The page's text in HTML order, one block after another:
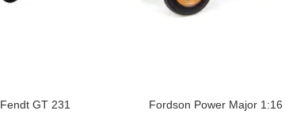
Fendt GT 231 Fordson Power Major 1:16